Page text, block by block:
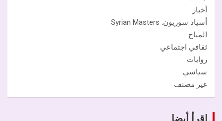
أخبار
أسياد سوريون. Syrian Masters
المناخ
ثقافي اجتماعي
روايات
سياسي
غير مصنف
اقرأ أيضا